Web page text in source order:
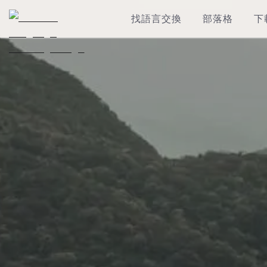
找語言交換 部落格 下